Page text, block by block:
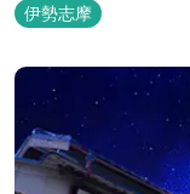
伊勢志摩